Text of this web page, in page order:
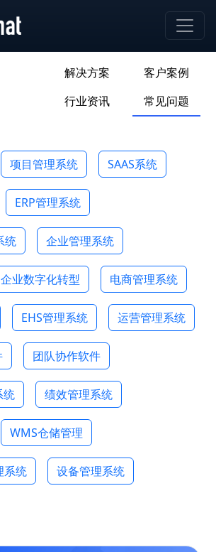
解决方案
客户案例
行业资讯
常见问题
项目管理系统 SAAS系统
ERP管理系统
统 企业管理系统
企业数字化转型 电商管理系统
EHS管理系统 运营管理系统
团队协作软件
统 绩效管理系统
WMS仓储管理
系统 设备管理系统